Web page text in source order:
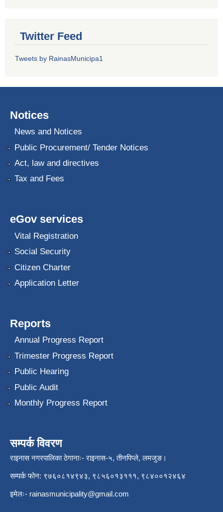
Twitter Feed
Tweets by RainasMunicipa1
Notices
News and Notices
Public Procurement/ Tender Notices
Act, law and directives
Tax and Fees
eGov services
Vital Registration
Social Security
Citizen Charter
Application Letter
Reports
Annual Progress Report
Trimester Progress Report
Public Hearing
Public Audit
Monthly Progress Report
सम्पर्क विवरण
राइनास नगरपालिका ठेगानाः- राइनास-५, तीनपिप्ले, लमजुङ।
सम्पर्क फोन: ९७६०८१४९४३, ९८५६०१३१११, ९८४००१२४६४
इमेलः- rainasmunicipality@gmail.com